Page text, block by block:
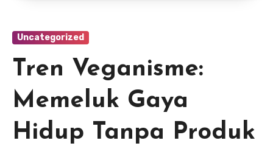
Uncategorized
Tren Veganisme:
Memeluk Gaya
Hidup Tanpa Produk